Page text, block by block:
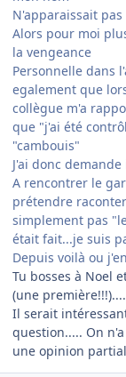
N'apparaissait
Alors pour moi
la vengeance
Personnelle dans
egalement que
collègue m'a
que "j'ai été
"cambouis"
J'ai donc
A rencontrer le
prétendre
simplement pas
était fait...je suis
Depuis voilà ou
Tu bosses à Noel
(une
Il serait
question..... On
une opinion